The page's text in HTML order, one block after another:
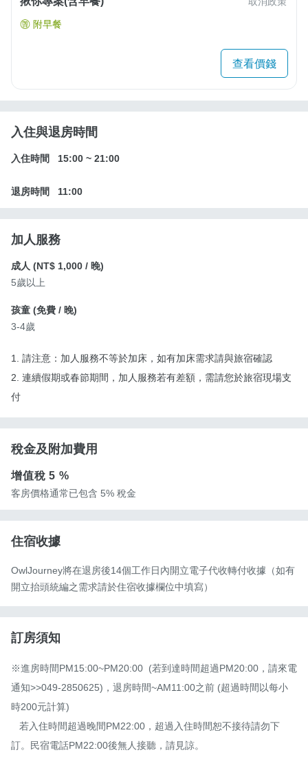
附早餐
查看價錢
入住與退房時間
入住時間 15:00 ~ 21:00
退房時間 11:00
加人服務
成人 (NT$ 1,000 / 晚)
5歲以上
孩童 (免費 / 晚)
3-4歲
1. 請注意：加人服務不等於加床，如有加床需求請與旅宿確認
2. 連續假期或春節期間，加人服務若有差額，需請您於旅宿現場支
付
稅金及附加費用
增值稅5 %
客房價格通常已包含 5% 稅金
住宿收據
OwlJourney將在退房後14個工作日內開立電子代收轉付收據（如有
開立抬頭統編之需求請於住宿收據欄位中填寫）
訂房須知
※進房時間PM15:00~PM20:00  (若到達時間超過PM20:00，請來電
通知>>049-2850625)，退房時間~AM11:00之前 (超過時間以每小
時200元計算)
訂。民宿電話PM22:00後無人接聽，請見諒。